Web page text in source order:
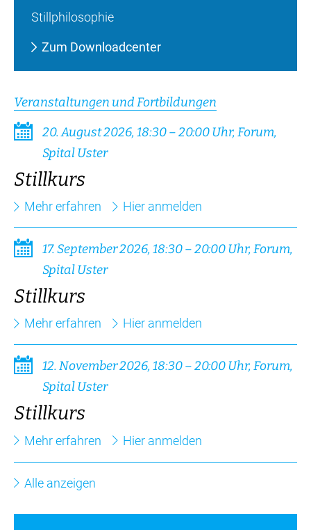
Stillphilosophie
Zum Downloadcenter
Veranstaltungen und Fortbildungen
20. August 2026, 18:30 – 20:00 Uhr, Forum,
Spital Uster
Stillkurs
Mehr erfahren Hier anmelden
17. September 2026, 18:30 – 20:00 Uhr, Forum,
Spital Uster
Stillkurs
Mehr erfahren Hier anmelden
12. November 2026, 18:30 – 20:00 Uhr, Forum,
Spital Uster
Stillkurs
Mehr erfahren Hier anmelden
Alle anzeigen